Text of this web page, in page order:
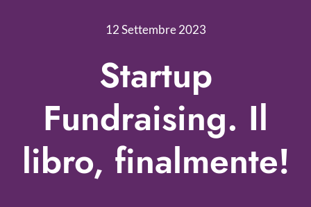
Nonprofit Blog
Fundraising Academy
Multimedia
Come contattarci
12 Settembre 2023
Startup
Fundraising. Il
libro, finalmente!